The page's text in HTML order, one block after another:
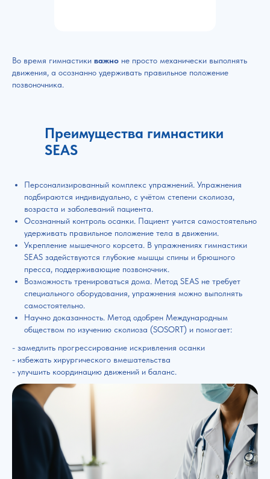
Во время гимнастики важно не просто механически выполнять
движения, а осознанно удерживать правильное положение
позвоночника.
Преимущества гимнастики
SEAS
Персонализированный комплекс упражнений. Упражнения
подбираются индивидуально, с учётом степени сколиоза,
возраста и заболеваний пациента.
Осознанный контроль осанки. Пациент учится самостоятельно
удерживать правильное положение тела в движении.
Укрепление мышечного корсета. В упражнениях гимнастики
SEAS задействуются глубокие мышцы спины и брюшного
пресса, поддерживающие позвоночник.
Возможность тренироваться дома. Метод SEAS не требует
специального оборудования, упражнения можно выполнять
самостоятельно.
Научно доказанность. Метод одобрен Международным
обществом по изучению сколиоза (SOSORT) и помогает:
ㅤ- замедлить прогрессирование искривления осанки
ㅤ- избежать хирургического вмешательства
ㅤ- улучшить координацию движений и баланс.